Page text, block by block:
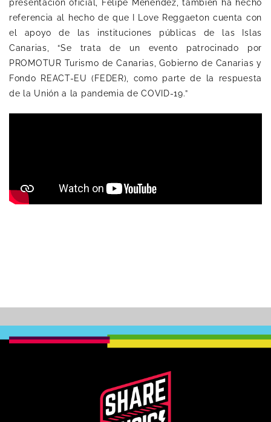
presentación oficial, Felipe Menéndez, también ha hecho
referencia al hecho de que I Love Reggaeton cuenta con
el apoyo de las instituciones públicas de las Islas
Canarias, “Se trata de un evento patrocinado por
PROMOTUR Turismo de Canarias, Gobierno de Canarias y
Fondo REACT-EU (FEDER), como parte de la respuesta
de la Unión a la pandemia de COVID-19.”